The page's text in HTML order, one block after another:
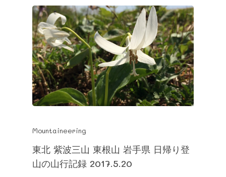
Mountaineering
東北 紫波三山 東根山 岩手県 日帰り登
山の山行記録 2017.5.20